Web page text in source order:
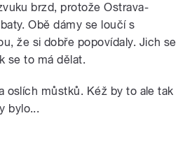
brzd, protože Ostrava-
Obě dámy se loučí s
že si dobře popovídaly. Jich se
se to má dělat.
oslích můstků. Kéž by to ale tak
bylo...